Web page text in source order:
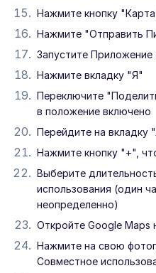
Нажмите кнопку
Нажмите "Отправить
Запустите
Нажмите вкладку "Я"
Переключите
в положение включено
Перейдите на вкладку
Нажмите кнопку "+",
Выберите
использования (один
неопределенно)
Откройте Google Maps
Нажмите на свою
Совместное